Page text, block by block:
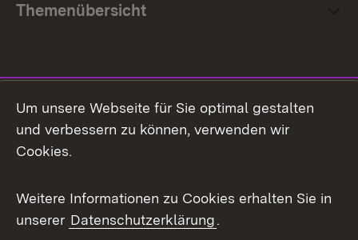
Themenübersicht
Facebook
X / Twitter
Youtube
Um unsere Webseite für Sie optimal gestalten
und verbessern zu können, verwenden wir
Cookies.
Weitere Informationen zu Cookies erhalten Sie in
unserer Datenschutzerklärung.